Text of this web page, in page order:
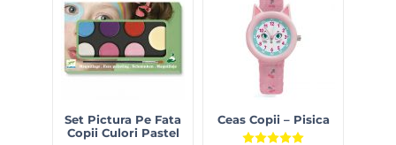
Set Pictura Pe Fata
Copii Culori Pastel
Ceas Copii – Pisica